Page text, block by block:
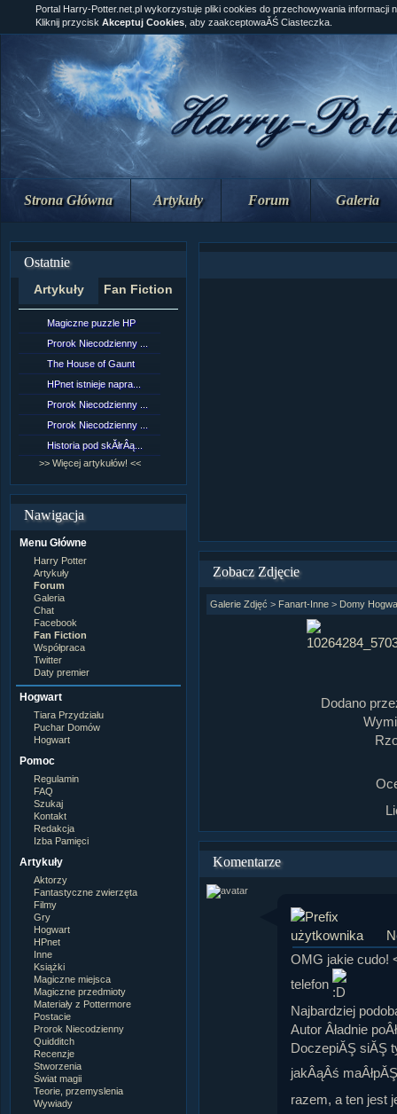
Strona Główna Artykuły Forum Galeria
Ostatnie
Artykuły Fan Fiction
Magiczne puzzle HP
Prorok Niecodzienny ...
The House of Gaunt
HPnet istnieje napra...
Prorok Niecodzienny ...
Prorok Niecodzienny ...
Historia pod skĂłrÂą...
>> Więcej artykułów! <<
Nawigacja
Menu Główne
Harry Potter
Artykuły
Forum
Galeria
Chat
Facebook
Fan Fiction
Współpraca
Twitter
Daty premier
Hogwart
Tiara Przydziału
Puchar Domów
Hogwart
Pomoc
Regulamin
FAQ
Szukaj
Kontakt
Redakcja
Izba Pamięci
Artykuły
Aktorzy
Fantastyczne zwierzęta
Filmy
Gry
Hogwart
HPnet
Inne
Książki
Magiczne miejsca
Magiczne przedmioty
Materiały z Pottermore
Postacie
Prorok Niecodzienny
Quidditch
Recenzje
Stworzenia
Świat magii
Teorie, przemyslenia
Wywiady
Portal Harry-Potter.net.pl wykorzystuje pliki cookies do przechowywania informacji
Kliknij przycisk Akceptuj Cookies , aby zaakceptowaĂŚ Ciasteczka.
Zobacz Zdjęcie
Galerie Zdjęć > Fanart-Inne> Domy
Dodano
Komentarze
OMG jakie cudo!
telefon
Najbardziej
Autor Âładnie
DoczepiĂŞ siĂŞ
jakÂąÂś
razem, a ten jest